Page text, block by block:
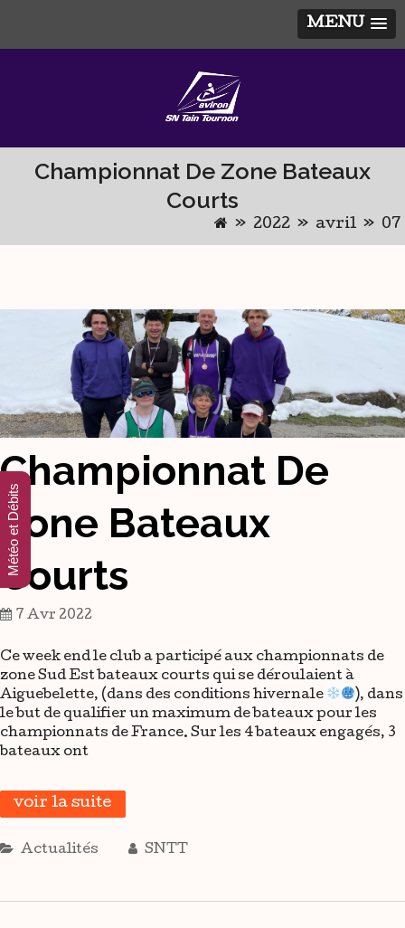
MENU
Championnat De Zone Bateaux
Courts
» 2022 » avril » 07
Championnat De
Zone Bateaux
Courts
7 Avr 2022
Ce week end le club a participé aux championnats de
zone Sud Est bateaux courts qui se déroulaient à
Aiguebelette, (dans des conditions hivernale
), dans
le but de qualifier un maximum de bateaux pour les
championnats de France. Sur les 4 bateaux engagés, 3
bateaux ont
voir la suite
Actualités SNTT
Météo et Débits